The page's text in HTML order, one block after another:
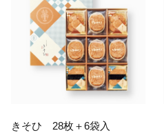
きそひ 28枚＋6袋入